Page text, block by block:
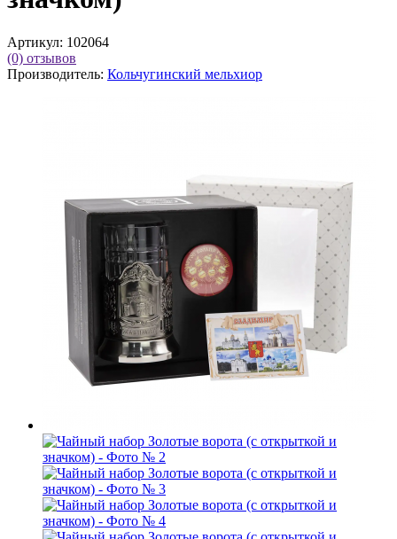
Артикул: 102064
(0) отзывов
Производитель: Кольчугинский мельхиор